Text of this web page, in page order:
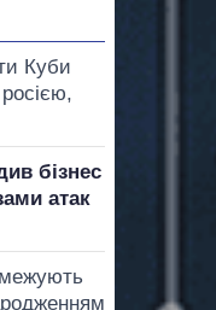
Куби
бізнес
атак